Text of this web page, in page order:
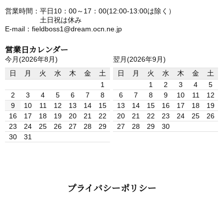
営業時間：平日10：00～17：00(12:00-13:00は除く）
土日祝は休み
E-mail：fieldboss1@dream.ocn.ne.jp
営業日カレンダー
今月(2026年8月)
日
月 火 水 木 金
土
1
2
3 4 5 6 7
8
9
10 11 12 13 14
15
16
17 18 19 20 21
22
23
24 25 26 27 28
29
30
31
翌月(2026年9月)
日
月 火 水 木 金
土
1
2 3 4
5
6
7 8 9 10 11
12
13
14 15 16 17 18
19
20
21 22 23 24 25
26
27
28 29 30
プライバシーポリシー